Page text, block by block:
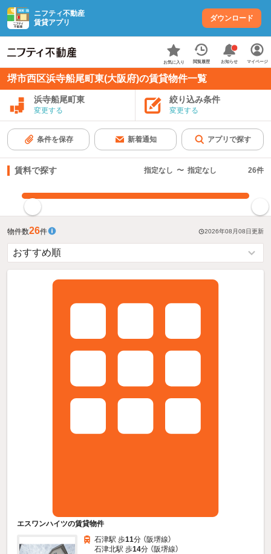
ニフティ不動産
賃貸アプリ
ダウンロード
お気に入り 閲覧履歴 お知らせ マイページ
堺市西区浜寺船尾町東(大阪府)の賃貸物件一覧
浜寺船尾町東
変更する
絞り込み条件
変更する
条件を保存 新着通知 アプリで探す
賃料で探す 指定なし 〜 指定なし 26件
物件数26件 2026年08月08日更新
エスワンハイツの賃貸物件
石津駅 歩11分 （阪堺線）
石津北駅 歩14分 （阪堺線）